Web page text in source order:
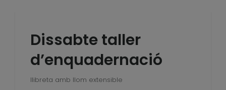
Dissabte taller
d’enquadernació
llibreta amb llom extensible